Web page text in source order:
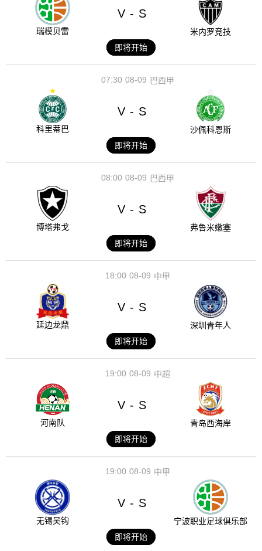
瑞模贝雷
V - S
米内罗竞技
即将开始
08-09
07:30 巴西甲
科里蒂巴
V - S
沙佩科恩斯
即将开始
08-09
08:00 巴西甲
博塔弗戈
V - S
弗鲁米嫩塞
即将开始
08-09
18:00 中甲
延边龙鼎
V - S
深圳青年人
即将开始
08-09
19:00 中超
河南队
V - S
青岛西海岸
即将开始
08-09
19:00 中甲
无锡吴钩
V - S
宁波职业足球俱乐部
即将开始